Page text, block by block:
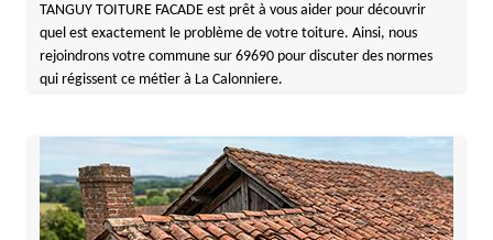
TANGUY TOITURE FACADE est prêt à vous aider pour découvrir
quel est exactement le problème de votre toiture. Ainsi, nous
rejoindrons votre commune sur 69690 pour discuter des normes
qui régissent ce métier à La Calonniere.